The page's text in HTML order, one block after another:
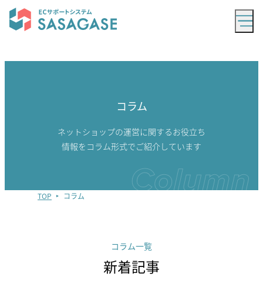
コラム
ネットショップの運営に関するお役立ち
情報をコラム形式でご紹介しています
TOP コラム
コラム一覧
新着記事